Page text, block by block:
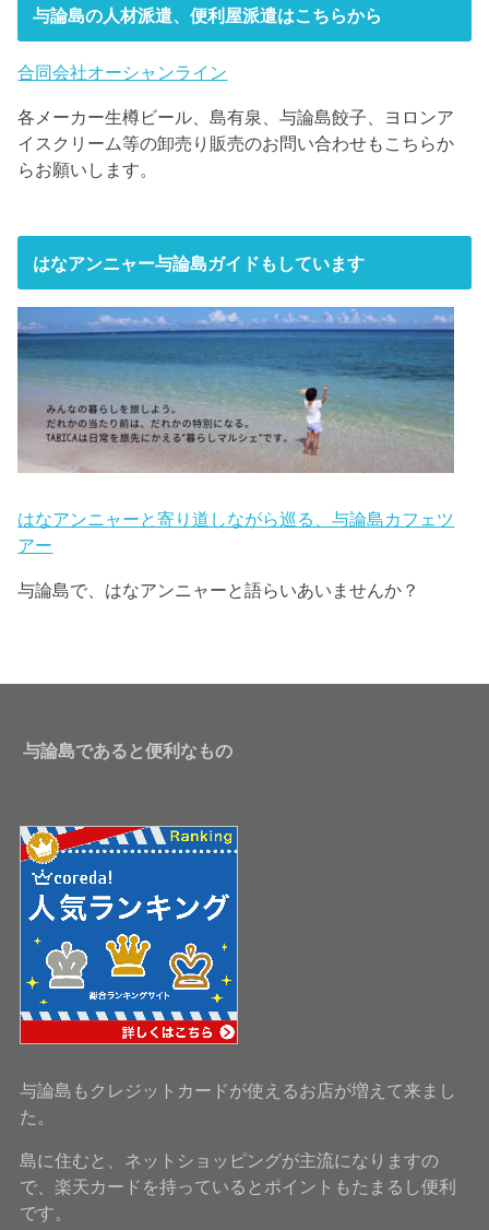
与論島の人材派遣、便利屋派遣はこちらから
合同会社オーシャンライン
各メーカー生樽ビール、島有泉、与論島餃子、ヨロンア
イスクリーム等の卸売り販売のお問い合わせもこちらか
らお願いします。
はなアンニャー与論島ガイドもしています
はなアンニャーと寄り道しながら巡る、与論島カフェツ
アー
与論島で、はなアンニャーと語らいあいませんか？
与論島であると便利なもの
与論島もクレジットカードが使えるお店が増えて来まし
た。
島に住むと、ネットショッピングが主流になりますの
で、楽天カードを持っているとポイントもたまるし便利
です。